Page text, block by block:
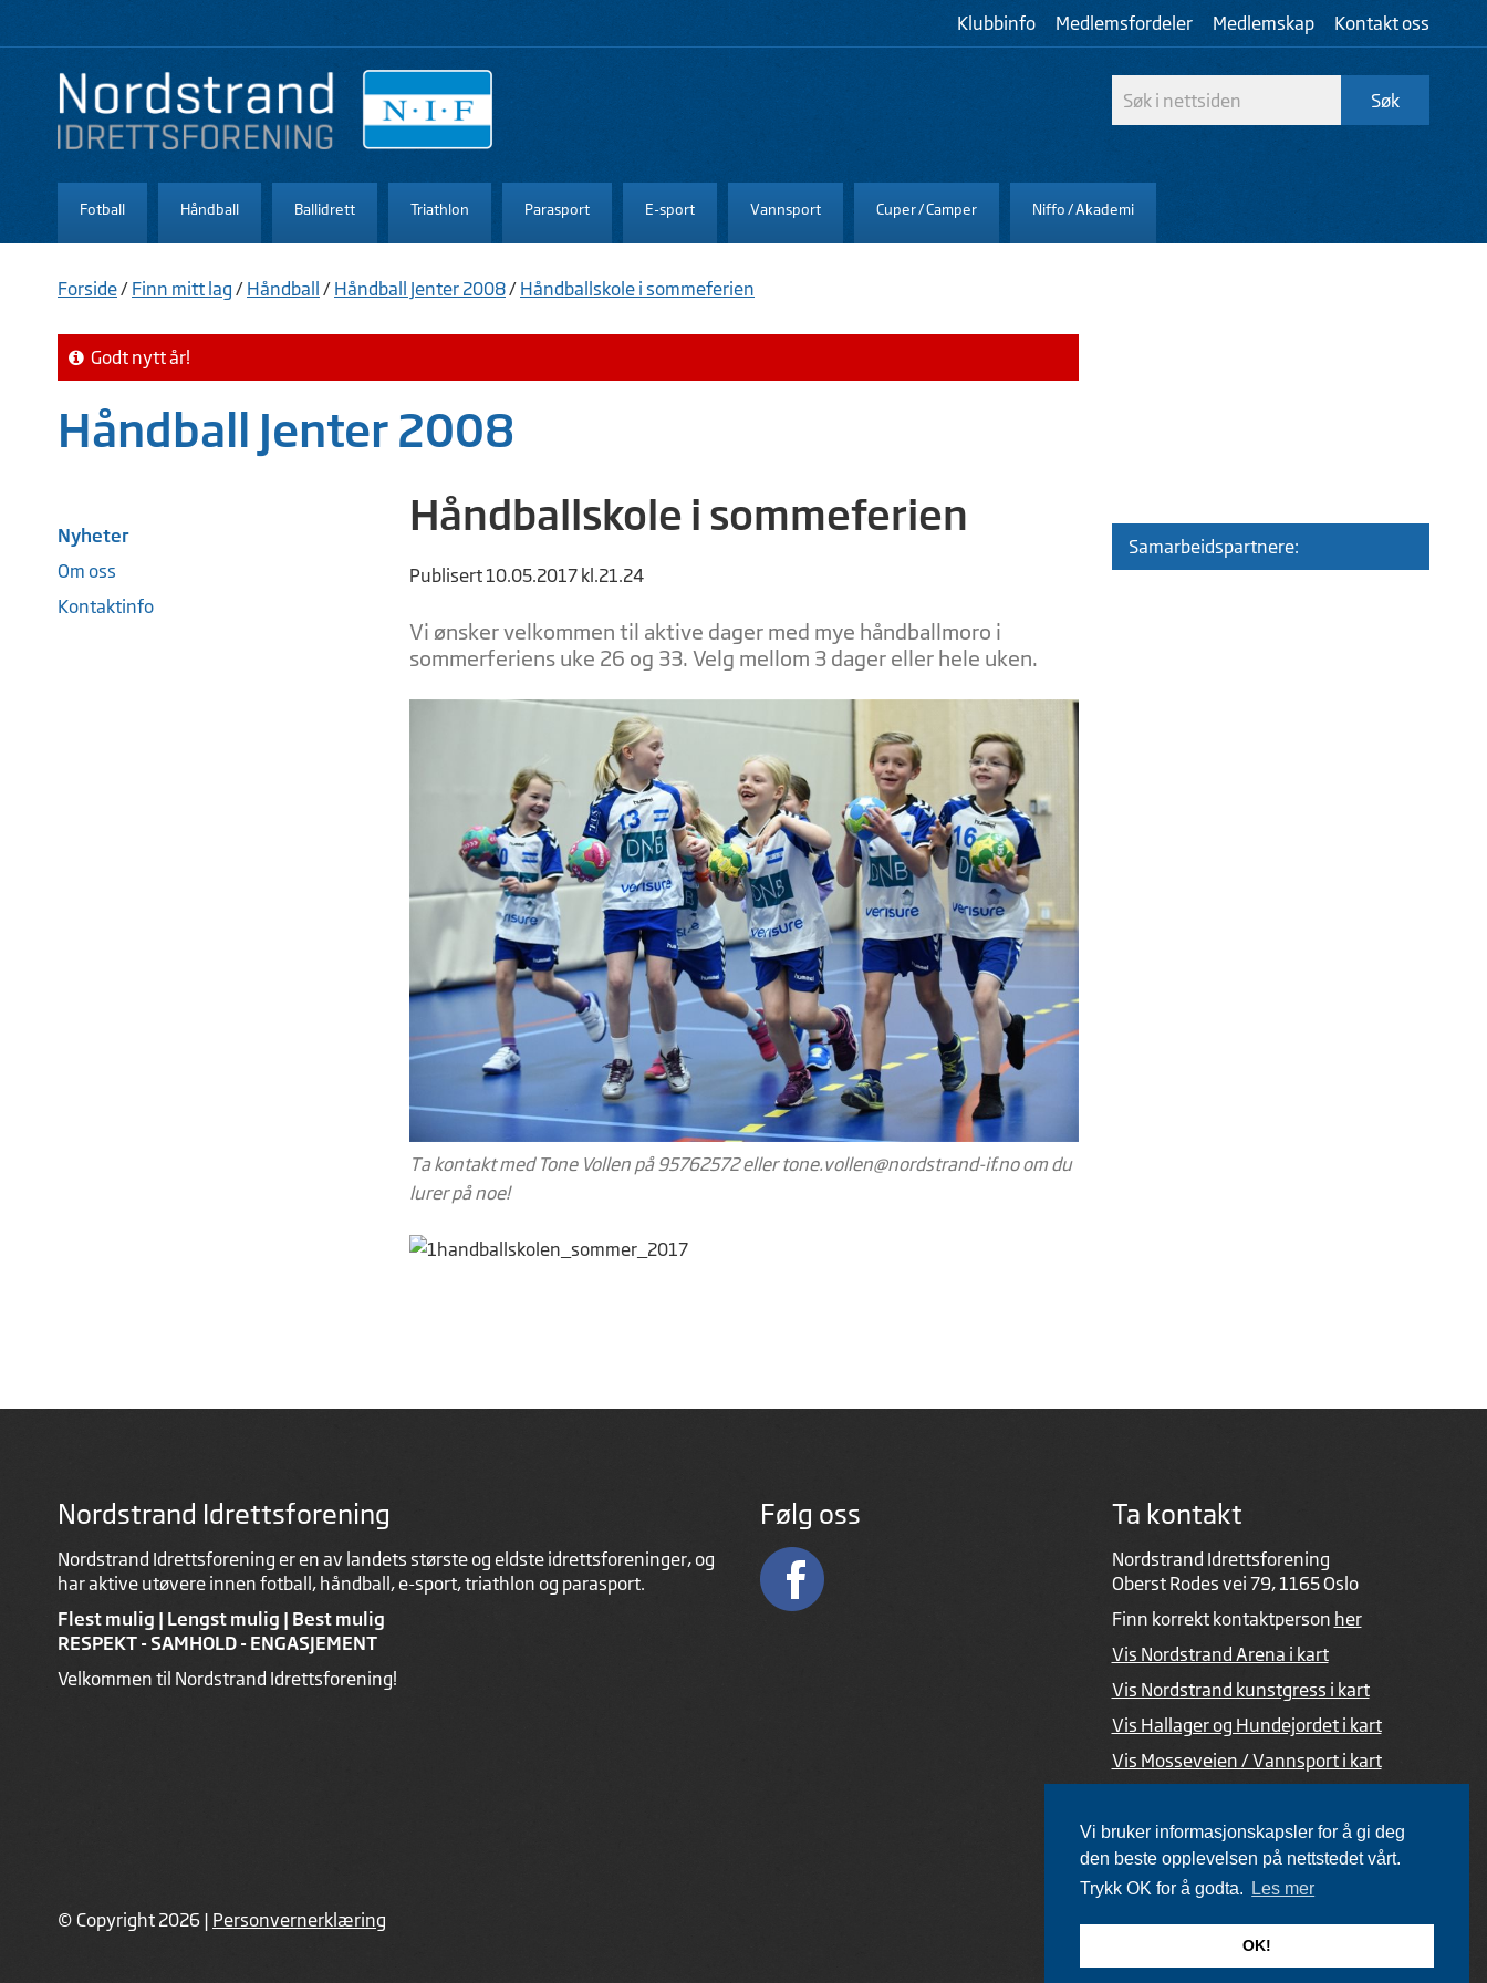
Vi bruker informasjonskapsler for å gi deg
den beste opplevelsen på nettstedet vårt.
Trykk OK for å godta.
Les mer
OK!
Klubbinfo Medlemsfordeler Medlemskap Kontakt oss
Fotball Håndball Ballidrett Triathlon Parasport E-sport Vannsport Cuper / Camper Niffo / Akademi
Forside/ Finn mitt lag / Håndball / Håndball Jenter 2008/ Håndballskole i sommeferien
Godt nytt år!
Håndball Jenter 2008
Nyheter
Om oss
Kontaktinfo
Håndballskole i sommeferien
Publisert 10.05.2017 kl.21.24
Vi ønsker velkommen til aktive dager med mye håndballmoro i
sommerferiens uke 26 og 33. Velg mellom 3 dager eller hele uken.
Ta kontakt med Tone Vollen på 95762572 ellertone.vollen@nordstrand-if.noom du
lurer på noe!
Samarbeidspartnere:
Nordstrand Idrettsforening
Nordstrand Idrettsforening er en av landets største og eldste idrettsforeninger, og
har aktive utøvere innen fotball, håndball, e-sport, triathlon og parasport.
Flest mulig | Lengst mulig | Best mulig
RESPEKT - SAMHOLD - ENGASJEMENT
Velkommen til Nordstrand Idrettsforening!
Følg oss Ta kontakt
Nordstrand Idrettsforening
Oberst Rodes vei 79, 1165 Oslo
Finn korrekt kontaktperson her
Vis Nordstrand Arena i kart
Vis Nordstrand kunstgress i kart
Vis Hallager og Hundejordet i kart
Vis Mosseveien / Vannsport i kart
© Copyright 2026 | Personvernerklæring Utviklet av Netlab,publiseres med eRedaktør